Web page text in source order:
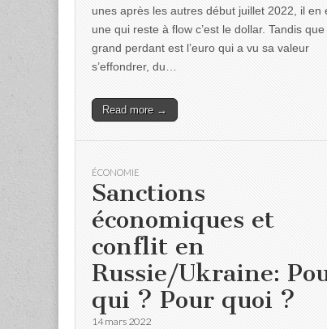
unes après les autres début juillet 2022, il en
une qui reste à flow c’est le dollar. Tandis que
grand perdant est l’euro qui a vu sa valeur
s’effondrer, du…
Read more →
ÉCONOMIE
Sanctions
économiques et
conflit en
Russie/Ukraine:
qui ? Pour quoi ?
14 mars 2022